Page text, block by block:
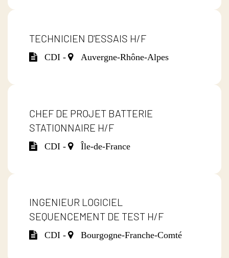
TECHNICIEN D'ESSAIS H/F
CDI - Auvergne-Rhône-Alpes
CHEF DE PROJET BATTERIE
STATIONNAIRE H/F
CDI - Île-de-France
INGENIEUR LOGICIEL
SEQUENCEMENT DE TEST H/F
CDI - Bourgogne-Franche-Comté